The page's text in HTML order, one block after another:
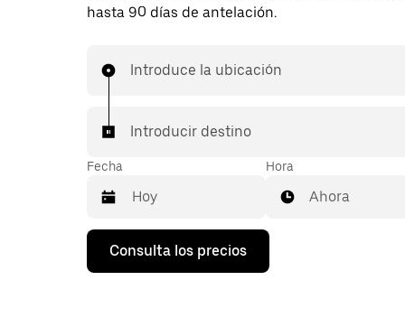
hasta 90 días de antelación.
Introduce la ubicación
Introducir destino
Fecha
Pulsa
flecha
Hora
Ahora
Consulta los precios